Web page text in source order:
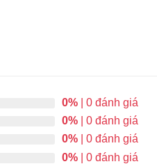
0% | 0 đánh giá
0% | 0 đánh giá
0% | 0 đánh giá
0% | 0 đánh giá